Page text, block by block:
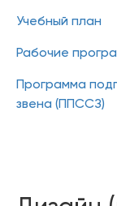
Учебный план
Рабочие
Программа
звена (ППССЗ)